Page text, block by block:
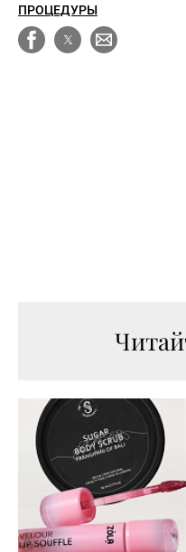
ПРОЦЕДУРЫ